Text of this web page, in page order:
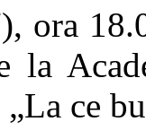
ora
la
ce